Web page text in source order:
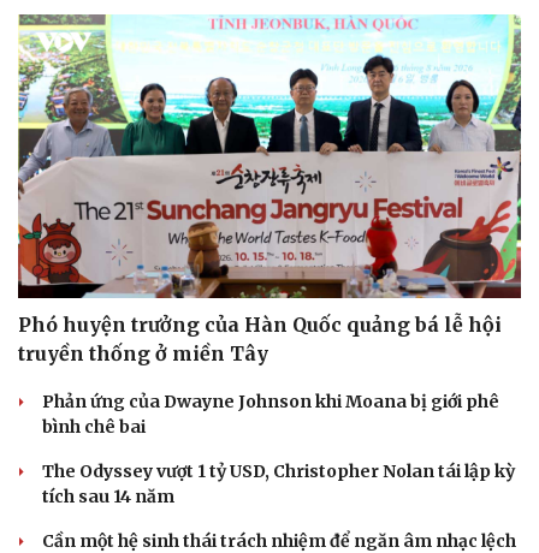
Doanh nghiệp
Thông tin doanh nghiệp
Doanh nghiệp 24h
Doanh nhân
Vì cộng đồng
Công nghệ
Sành điệu
Tin Công nghệ
Trải nghiệm
Chuyển đổi số
Phó huyện trưởng của Hàn Quốc quảng bá lễ hội
truyền thống ở miền Tây
Phản ứng của Dwayne Johnson khi Moana bị giới phê
bình chê bai
The Odyssey vượt 1 tỷ USD, Christopher Nolan tái lập kỳ
tích sau 14 năm
Cần một hệ sinh thái trách nhiệm để ngăn âm nhạc lệch